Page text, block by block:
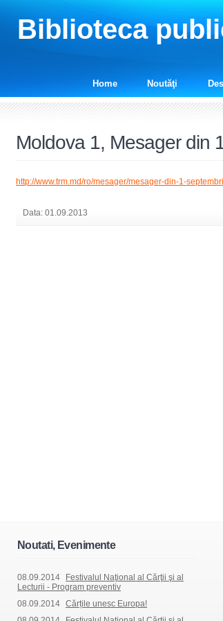
Biblioteca
Home Noutăţi
Moldova 1, Mesager din
http://www.trm.md/ro/mesager/mesager-din-1-
Data: 01.09.2013
Noutati, Evenimente
08.09.2014
Festivalul Naţional al Cărţii şi al
Lecturii - Program preventiv
08.09.2014 Cărțile unesc Europa!